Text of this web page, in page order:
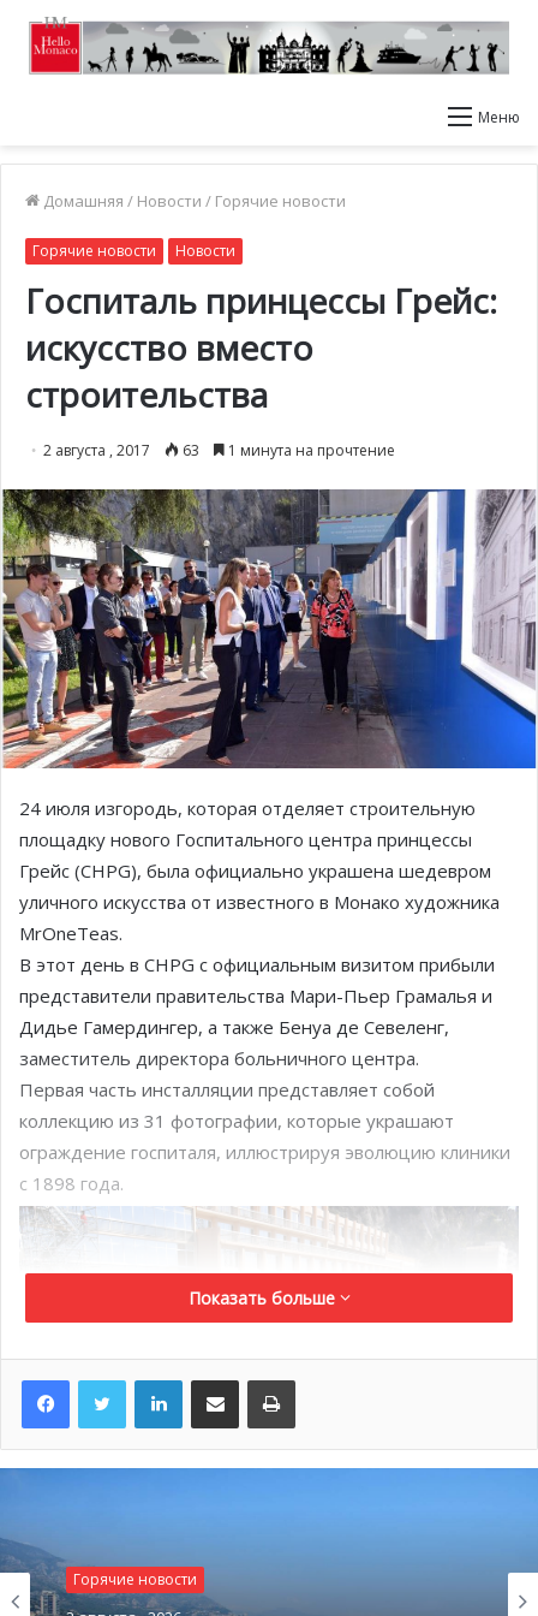
Меню
Домашняя / Новости / Горячие новости
Горячие новости Новости
Госпиталь принцессы Грейс:
искусство вместо
строительства
2 августа , 2017 63 1 минута на прочтение
24 июля изгородь, которая отделяет строительную
площадку нового Госпитального центра принцессы
Грейс (CHPG), была официально украшена шедевром
уличного искусства от известного в Монако художника
MrOneTeas.
В этот день в CHPG с официальным визитом прибыли
представители правительства Мари-Пьер Грамалья и
Дидье Гамердингер, а также Бенуа де Севеленг,
заместитель директора больничного центра.
Первая часть инсталляции представляет собой
коллекцию из 31 фотографии, которые украшают
ограждение госпиталя, иллюстрируя эволюцию клиники
с 1898 года.
Еще один стрит-арт проект снаружи покрывает шахту
Показать больше
LinkedInПоделиться по электронной почте Распечатать
Горячие новости